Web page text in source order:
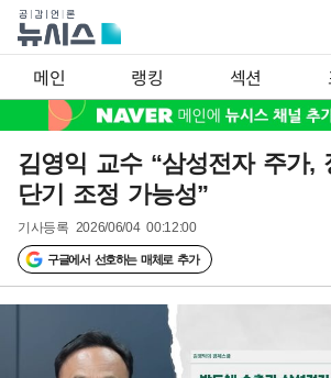
메인 랭킹 섹션
김영익 교수 “삼성전자 주가,
단기 조정 가능성”
기사등록 2026/06/04 00:12:00
구글에서 선호하는 매체로 추가